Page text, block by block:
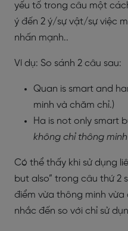
yếu tố trong câu một
ý đến 2 ý/sự vật/sự việc
nhấn mạnh..
Ví dụ: So sánh 2 câu sau:
Quan is smart and
minh và chăm chỉ.)
Ha is not only smart
không chỉ thông
Có thể thấy khi sử dụng
but also” trong câu thứ 2
điểm vừa thông minh
nhắc đến so với chỉ sử